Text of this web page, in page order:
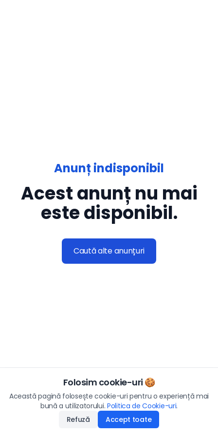
Anunț indisponibil
Acest anunț nu mai
este disponibil.
Caută alte anunțuri
Folosim cookie-uri 🍪
Această pagină folosește cookie-uri pentru o experiență mai
bună a utilizatorului. Politica de Cookie-uri.
Refuză
Accept toate